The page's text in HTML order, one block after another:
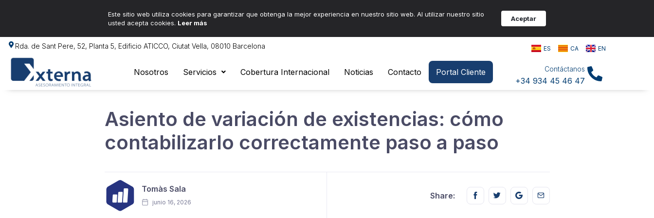
Rda. de Sant Pere, 52, Planta 5, Edificio ATICCO, Ciutat Vella, 08010 Barcelona ES CA EN
Nosotros Servicios Cobertura Internacional Noticias Contacto Portal Cliente Contáctanos
+34 934 45 46 47
Asiento de variación de existencias: cómo
contabilizarlo correctamente paso a paso
Tomàs Sala
junio 16, 2026
Share: Share this on FaceBook
Share this on Twitter
Share this on GMail
Share this on EMail
Este sitio web utiliza cookies para garantizar que obtenga la mejor experiencia en nuestro sitio web. Al utilizar nuestro sitio
usted acepta cookies. Leer más
Aceptar